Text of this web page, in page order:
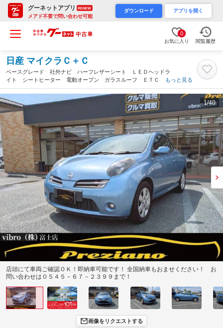
グーネットアプリ RENEW
メアド不要で問い合わせ可能
ダウンロード アプリを開く
0
お気に入り 閲覧履歴
日産 マイクラＣ＋Ｃ
ベースグレード 社外ナビ ハーフレザーシート ＬＥＤヘッドラ
イト シートヒーター 電動オープン ガラスルーフ ＥＴＣ ユ
ーザー買取 禁煙車（静岡県）
もっと見る
1/40
店頭にて車両ご確認ＯＫ！即納車可能です！ 全国納車もおませください！ お
問い合わせは０５４５－６７－２３９９まで！
画像をリクエストする